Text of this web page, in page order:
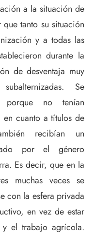
a la situación de
tanto su situación
y a todas las
durante la
de desventaja muy
Se
porque no tenían
cuanto a títulos de
recibían un
por el género
Es decir, que en la
muchas veces se
con la esfera privada
en vez de estar
y el trabajo agrícola.